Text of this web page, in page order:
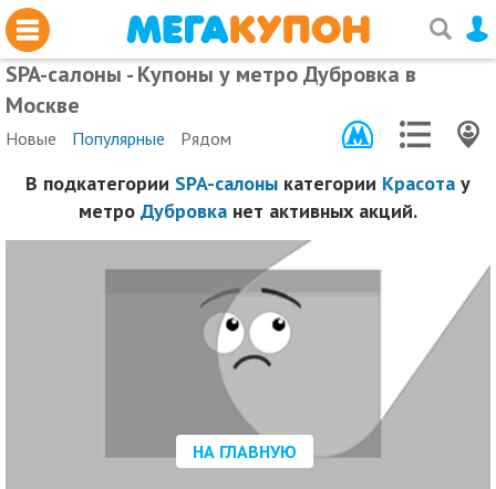
SPA-салоны - Купоны у метро Дубровка в
Москве
Новые Популярные Рядом
В подкатегории SPA-салоны категории Красота у
метро Дубровка нет активных акций.
НА ГЛАВНУЮ